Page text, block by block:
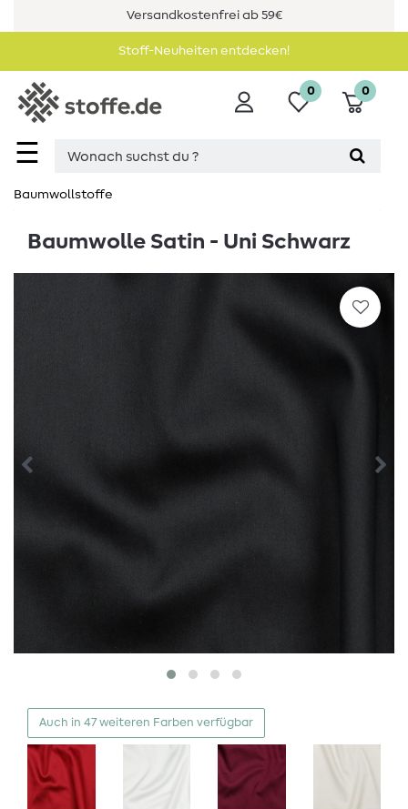
Versandkostenfrei ab 59€
Stoff-Neuheiten entdecken!
☰
0 0
Baumwollstoffe
Baumwolle Satin - Uni Schwarz
Auch in 47 weiteren Farben verfügbar